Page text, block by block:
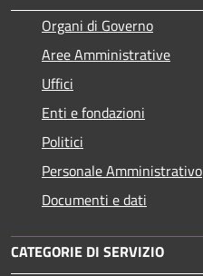
Organi di Governo
Aree Amministrative
Uffici
Enti e fondazioni
Politici
Personale Amministrativo
Documenti e dati
CATEGORIE DI SERVIZIO